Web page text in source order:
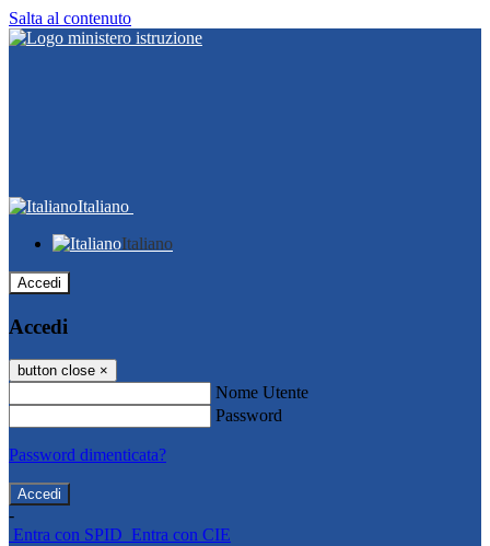
Salta al contenuto
Italiano
Italiano
Accedi
Accedi
button close ×
Nome Utente
Password
Password dimenticata?
-
Entra con SPID Entra con CIE